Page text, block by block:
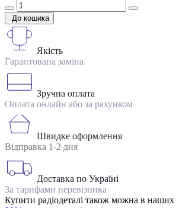
До кошика
Якість
Гарантована заміна
Зручна оплата
Оплата онлайн або за рахунком
Швидке оформлення
Відправка 1-2 дня
Доставка по Україні
За тарифами перевізника
Купити радіодеталі також можна в наших